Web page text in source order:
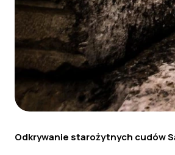
Odkrywanie starożytnych cudów